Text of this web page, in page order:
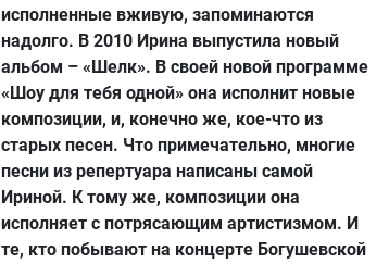
исполненные вживую, запоминаются
надолго. В 2010 Ирина выпустила новый
альбом – «Шелк». В своей новой программе
«Шоу для тебя одной» она исполнит новые
композиции, и, конечно же, кое-что из
старых песен. Что примечательно, многие
песни из репертуара написаны самой
Ириной. К тому же, композиции она
исполняет с потрясающим артистизмом. И
те, кто побывают на концерте Богушевской